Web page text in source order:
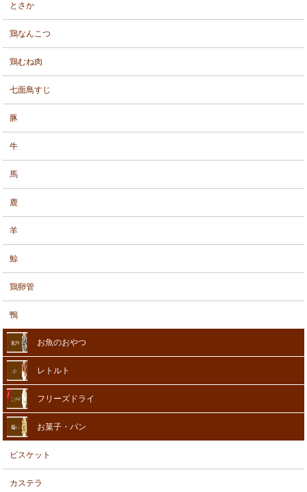
とさか
鶏なんこつ
鶏むね肉
七面鳥すじ
豚
牛
馬
鹿
羊
鯨
鶏卵管
鴨
お魚のおやつ
レトルト
フリーズドライ
お菓子・パン
ビスケット
カステラ